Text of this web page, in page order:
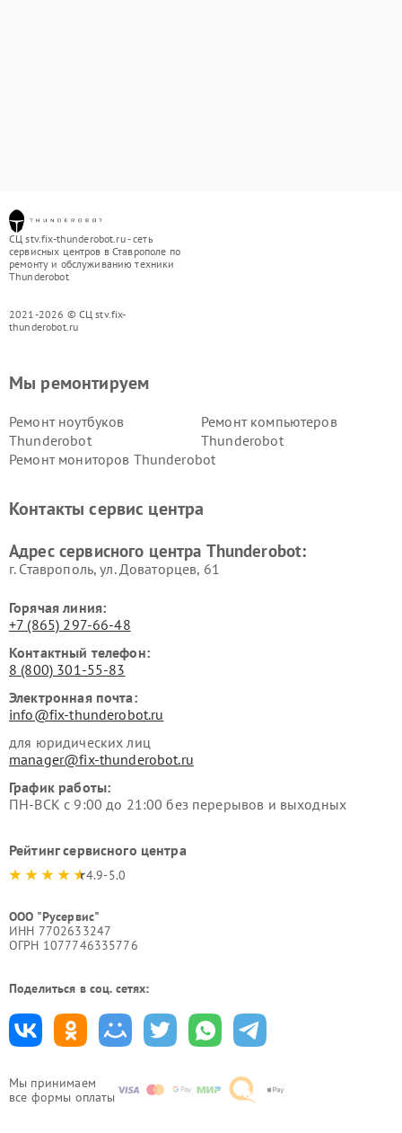
СЦ stv.fix-thunderobot.ru - сеть
сервисных центров в Ставрополе по
ремонту и обслуживанию техники
Thunderobot
2021-2026 © СЦ stv.fix-
thunderobot.ru
Мы принимаем
все формы оплаты
Мы ремонтируем
Ремонт ноутбуков
Thunderobot
Ремонт компьютеров
Thunderobot
Ремонт мониторов Thunderobot
Контакты сервис центра
Адрес сервисного центра Thunderobot:
г. Ставрополь, ул. Доваторцев, 61
Горячая линия:
+7 (865) 297-66-48
Контактный телефон:
8 (800) 301-55-83
Электронная почта:
info@fix-thunderobot.ru
для юридических лиц
manager@fix-thunderobot.ru
График работы:
ПН-ВСК с 9:00 до 21:00 без перерывов и выходных
Рейтинг сервисного центра
4.9-5.0
ООО "Русервис"
ИНН 7702633247
ОГРН 1077746335776
Поделиться в соц. сетях: